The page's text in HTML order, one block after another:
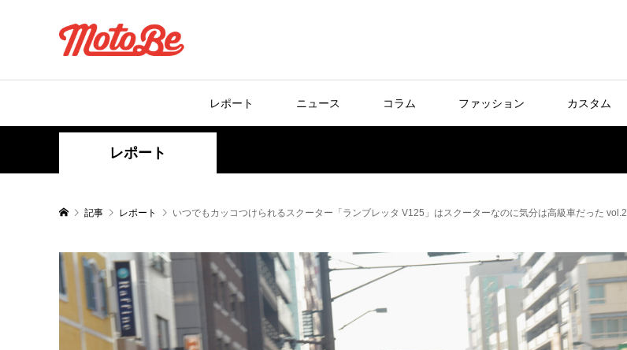
レポート ニュース コラム ファッション カスタム
レポート
記事 レポート いつでもカッコつけられるスクーター「ランブレッタ V125」はスクーターなのに気分は高級車だった vol.2